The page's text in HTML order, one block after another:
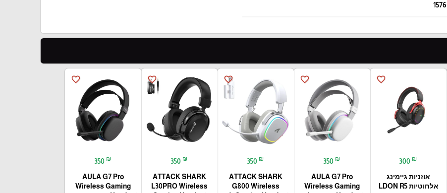
1576
favorite_border
300 ₪
אוזניות גיימינג
אלחוטיות LDON R5
favorite_border
350 ₪
AULA G7 Pro
Wireless Gaming
favorite_border
350 ₪
ATTACK SHARK
G800 Wireless
favorite_border
350 ₪
ATTACK SHARK
L30PRO Wireless
favorite_border
350 ₪
AULA G7 Pro
Wireless Gaming